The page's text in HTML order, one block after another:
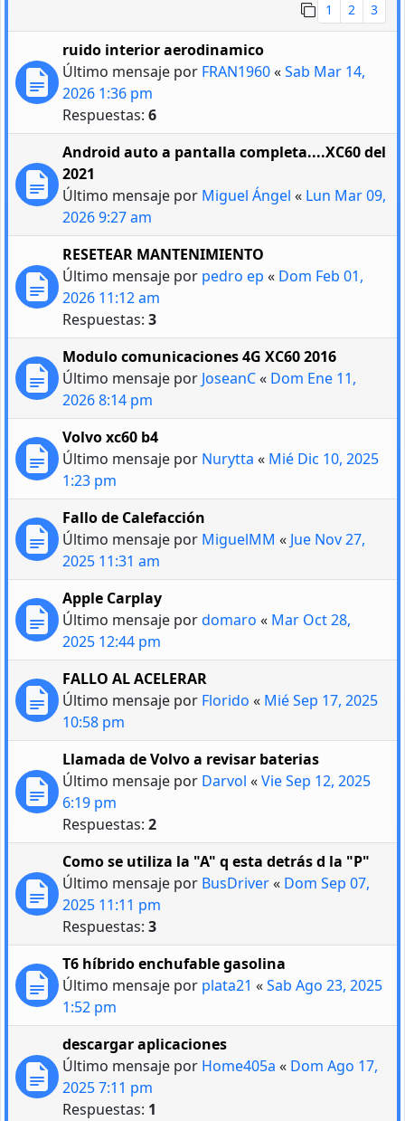
1 2 3
ruido interior aerodinamico
Último mensaje por FRAN1960«Sab Mar 14,
2026 1:36 pm
Respuestas: 6
Android auto a pantalla completa....XC60 del
2021
Último mensaje por Miguel Ángel « Lun Mar 09,
2026 9:27 am
RESETEAR MANTENIMIENTO
Último mensaje por pedro ep « Dom Feb 01,
2026 11:12 am
Respuestas: 3
Modulo comunicaciones 4G XC60 2016
Último mensaje por JoseanC« Dom Ene 11,
2026 8:14 pm
Volvo xc60 b4
Último mensaje por Nurytta « Mié Dic 10, 2025
1:23 pm
Fallo de Calefacción
Último mensaje por MiguelMM « Jue Nov 27,
2025 11:31 am
Apple Carplay
Último mensaje pordomaro « Mar Oct 28,
2025 12:44 pm
FALLO AL ACELERAR
Último mensaje por Florido « Mié Sep 17, 2025
10:58 pm
Llamada de Volvo a revisar baterias
Último mensaje por Darvol «Vie Sep 12, 2025
6:19 pm
Respuestas: 2
Como se utiliza la "A" q esta detrás d la "P"
Último mensaje por BusDriver« Dom Sep 07,
2025 11:11 pm
Respuestas: 3
T6 híbrido enchufable gasolina
Último mensaje por plata21 «Sab Ago 23, 2025
1:52 pm
descargar aplicaciones
Último mensaje por Home405a « Dom Ago 17,
2025 7:11 pm
Respuestas: 1